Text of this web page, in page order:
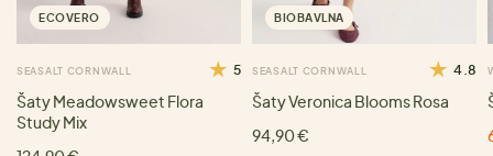
ECOVERO
SEASALT CORNWALL 5
Šaty Meadowsweet Flora
Study Mix
BIOBAVLNA
SEASALT CORNWALL 4.8
Šaty Veronica Blooms Rosa
94,90 €